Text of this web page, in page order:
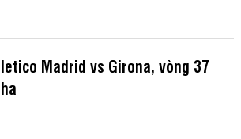
Madrid vs Girona, vòng 37